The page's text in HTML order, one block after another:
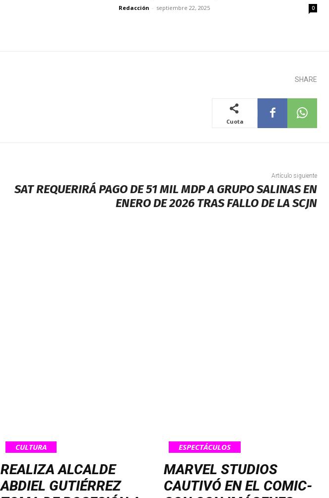
Redacción - septiembre 22, 2025 0
SHARE
Cuota
Artículo siguiente
SAT REQUERIRÁ PAGO DE 51 MIL MDP A GRUPO SALINAS EN
ENERO DE 2026 TRAS FALLO DE LA SCJN
CULTURA
REALIZA ALCALDE
ABDIEL GUTIÉRREZ
ESPECTÁCULOS
MARVEL STUDIOS
CAUTIVÓ EN EL COMIC-